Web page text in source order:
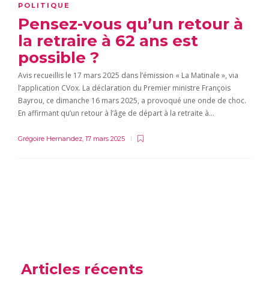
POLITIQUE
Pensez-vous qu’un retour à
la retraire à 62 ans est
possible ?
Avis recueillis le 17 mars 2025 dans l’émission « La Matinale », via
l’application CVox. La déclaration du Premier ministre François
Bayrou, ce dimanche 16 mars 2025, a provoqué une onde de choc.
En affirmant qu’un retour à l’âge de départ à la retraite à…
Grégoire Hernandez 17 mars 2025
Articles récents